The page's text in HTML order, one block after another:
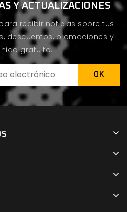
Y ACTUALIZACIONES
recibir noticias sobre tus
descuentos, promociones y
gratuito.